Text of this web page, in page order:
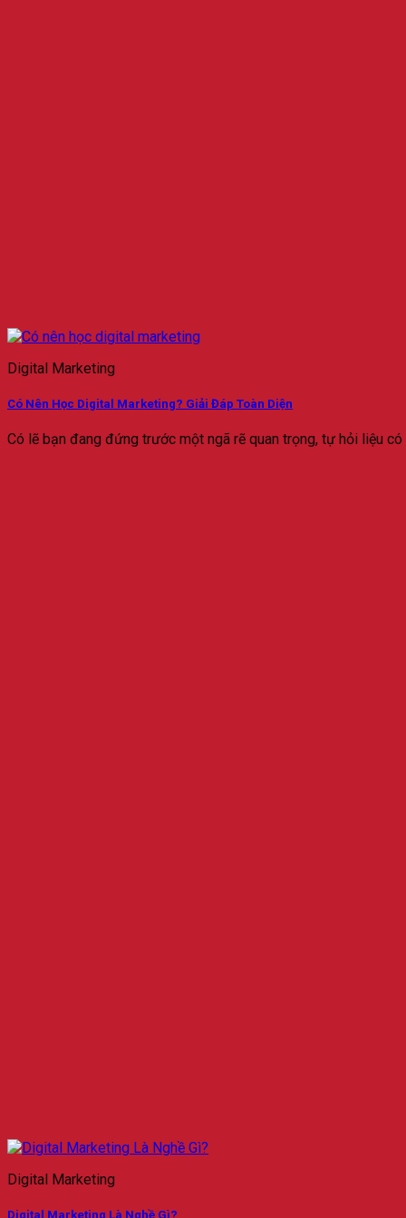
Digital Marketing
Có Nên Học Digital Marketing? Giải Đáp Toàn Diện
Có lẽ bạn đang đứng trước một ngã rẽ quan trọng, tự hỏi liệu có
Digital Marketing
Digital Marketing Là Nghề Gì?